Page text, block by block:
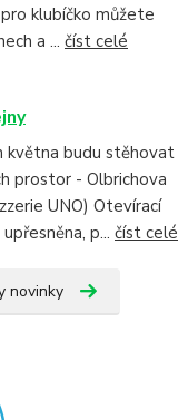
klubíčko můžete
a ... číst celé
května budu stěhovat
prostor - Olbrichova
UNO) Otevírací
p... číst celé
novinky